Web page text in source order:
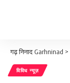
गढ़ निनाद Garhninad >
विविध न्यूज़